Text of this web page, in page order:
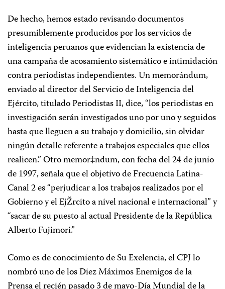
De hecho, hemos estado revisando documentos
presumiblemente producidos por los servicios de
inteligencia peruanos que evidencian la existencia de
una campaña de acosamiento sistemático e intimidación
contra periodistas independientes. Un memorándum,
enviado al director del Servicio de Inteligencia del
Ejército, titulado Periodistas II, dice, “los periodistas en
investigación serán investigados uno por uno y seguidos
hasta que lleguen a su trabajo y domicilio, sin olvidar
ningún detalle referente a trabajos especiales que ellos
realicen.” Otro memor‡ndum, con fecha del 24 de junio
de 1997, señala que el objetivo de Frecuencia Latina-
Canal 2 es “perjudicar a los trabajos realizados por el
Gobierno y el EjŽrcito a nivel nacional e internacional” y
“sacar de su puesto al actual Presidente de la República
Alberto Fujimori.”
Como es de conocimiento de Su Exelencia, el CPJ lo
nombró uno de los Diez Máximos Enemigos de la